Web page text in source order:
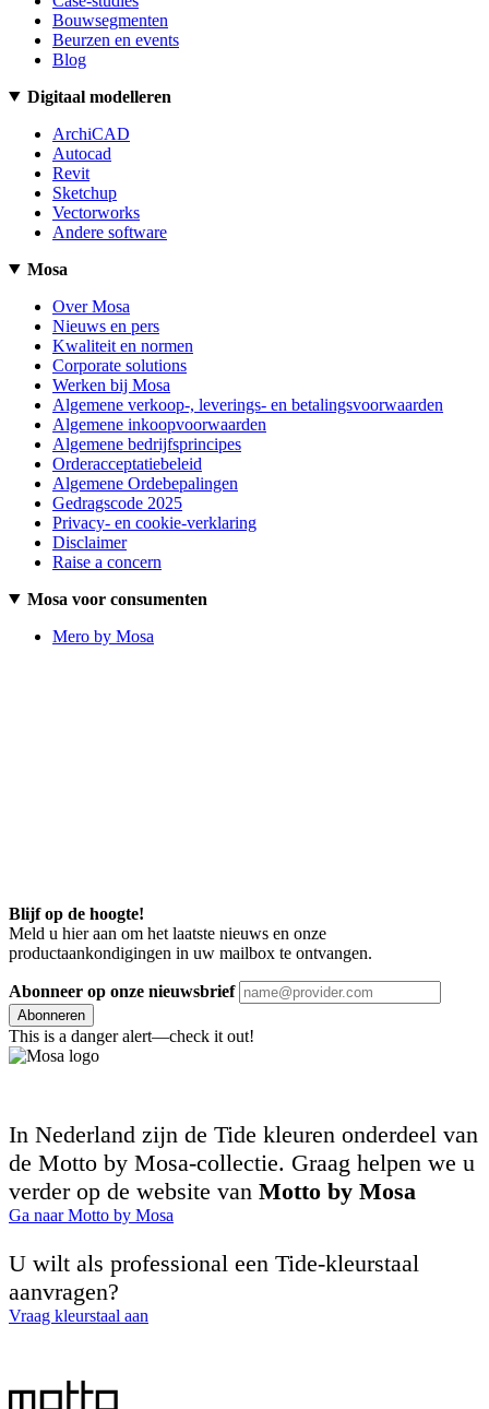
Bouwsegmenten
Beurzen en events
Blog
Digitaal modelleren
ArchiCAD
Autocad
Revit
Sketchup
Vectorworks
Andere software
Mosa
Over Mosa
Nieuws en pers
Kwaliteit en normen
Corporate solutions
Werken bij Mosa
Algemene verkoop-, leverings- en betalingsvoorwaarden
Algemene inkoopvoorwaarden
Algemene bedrijfsprincipes
Orderacceptatiebeleid
Algemene Ordebepalingen
Gedragscode 2025
Privacy- en cookie-verklaring
Disclaimer
Raise a concern
Mosa voor consumenten
Mero by Mosa
Blijf op de hoogte!
Meld u hier aan om het laatste nieuws en onze
productaankondigingen in uw mailbox te ontvangen.
Abonneer op onze nieuwsbrief
Abonneren
This is a danger alert—check it out!
In Nederland zijn de Tide kleuren onderdeel van
de Motto by Mosa-collectie. Graag helpen we u
verder op de website van Motto by Mosa
Ga naar Motto by Mosa
U wilt als professional een Tide-kleurstaal
aanvragen?
Vraag kleurstaal aan